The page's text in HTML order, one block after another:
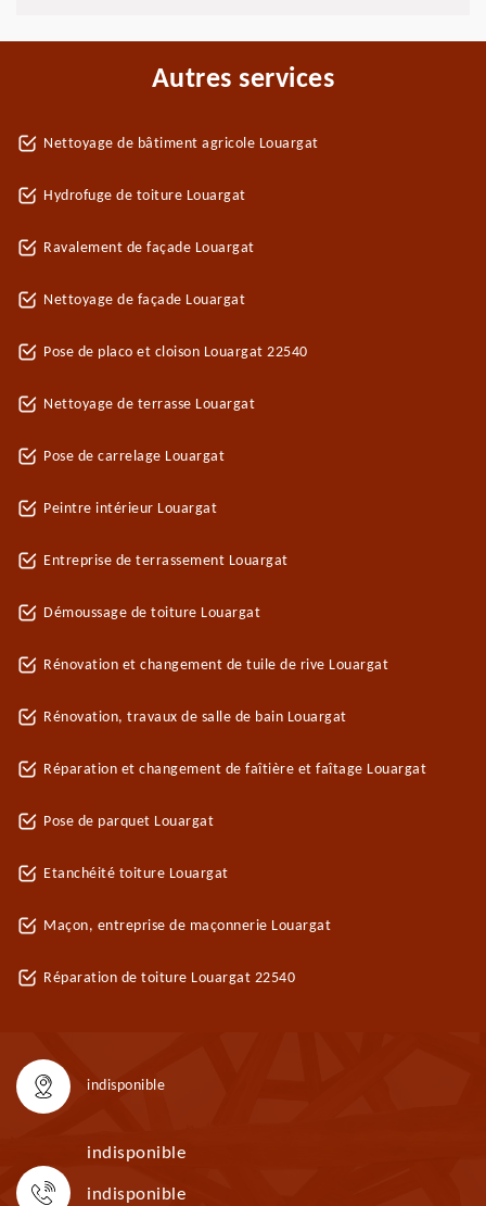
Autres services
Nettoyage de bâtiment agricole Louargat
Hydrofuge de toiture Louargat
Ravalement de façade Louargat
Nettoyage de façade Louargat
Pose de placo et cloison Louargat 22540
Nettoyage de terrasse Louargat
Pose de carrelage Louargat
Peintre intérieur Louargat
Entreprise de terrassement Louargat
Démoussage de toiture Louargat
Rénovation et changement de tuile de rive Louargat
Rénovation, travaux de salle de bain Louargat
Réparation et changement de faîtière et faîtage Louargat
Pose de parquet Louargat
Etanchéité toiture Louargat
Maçon, entreprise de maçonnerie Louargat
Réparation de toiture Louargat 22540
indisponible
indisponible
indisponible